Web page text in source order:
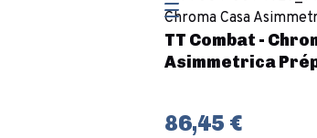
TT Combat -
Asimmetrica
86,45 €